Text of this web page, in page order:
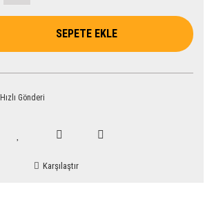
SEPETE EKLE
Hızlı Gönderi
Karşılaştır